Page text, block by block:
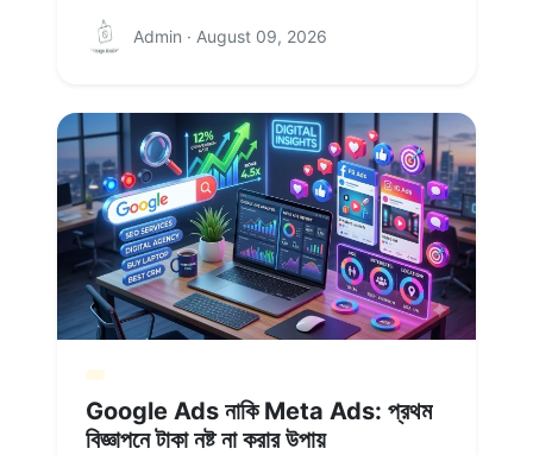
Admin · August 09, 2026
Google Ads নাকি Meta Ads: প্রথম
বিজ্ঞাপনে টাকা নষ্ট না করার উপায়